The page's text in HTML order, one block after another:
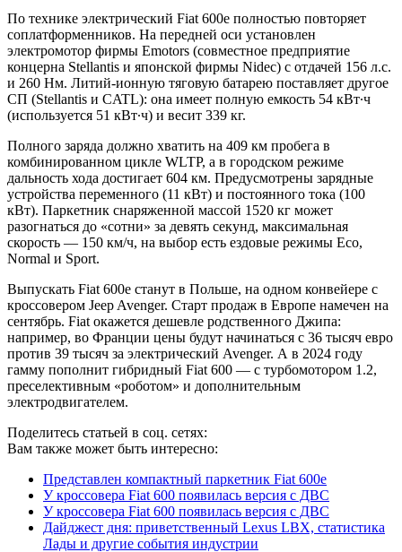
По технике электрический Fiat 600e полностью повторяет
соплатформенников. На передней оси установлен
электромотор фирмы Emotors (совместное предприятие
концерна Stellantis и японской фирмы Nidec) с отдачей 156 л.с.
и 260 Нм. Литий-ионную тяговую батарею поставляет другое
СП (Stellantis и CATL): она имеет полную емкость 54 кВт∙ч
(используется 51 кВт∙ч) и весит 339 кг.
Полного заряда должно хватить на 409 км пробега в
комбинированном цикле WLTP, а в городском режиме
дальность хода достигает 604 км. Предусмотрены зарядные
устройства переменного (11 кВт) и постоянного тока (100
кВт). Паркетник снаряженной массой 1520 кг может
разогнаться до «сотни» за девять секунд, максимальная
скорость — 150 км/ч, на выбор есть ездовые режимы Eco,
Normal и Sport.
Выпускать Fiat 600e станут в Польше, на одном конвейере с
кроссовером Jeep Avenger. Старт продаж в Европе намечен на
сентябрь. Fiat окажется дешевле родственного Джипа:
например, во Франции цены будут начинаться с 36 тысяч евро
против 39 тысяч за электрический Avenger. А в 2024 году
гамму пополнит гибридный Fiat 600 — с турбомотором 1.2,
преселективным «роботом» и дополнительным
электродвигателем.
Поделитесь статьей в соц. сетях:
Вам также может быть интересно:
Представлен компактный паркетник Fiat 600e
У кроссовера Fiat 600 появилась версия с ДВС
У кроссовера Fiat 600 появилась версия с ДВС
Дайджест дня: приветственный Lexus LBX, статистика
Лады и другие события индустрии